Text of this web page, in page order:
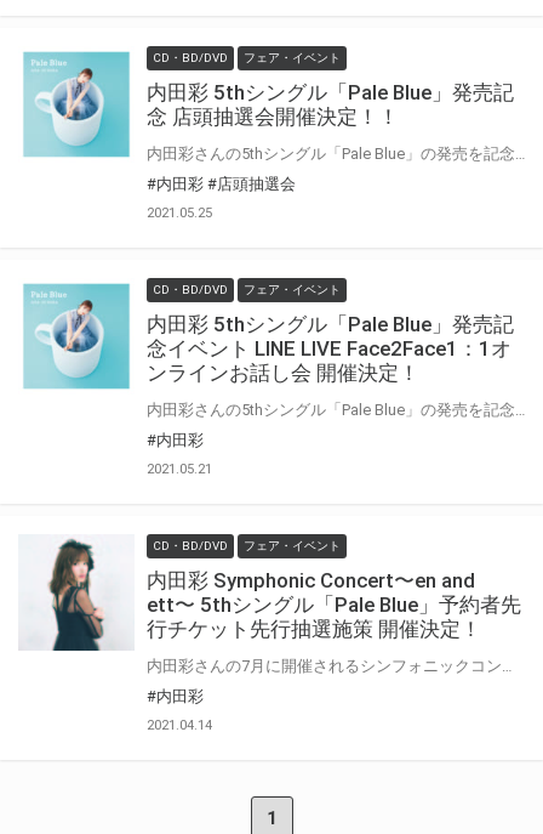
CD・BD/DVD フェア・イベント
内田彩 5thシングル「Pale Blue」発売記
念 店頭抽選会開催決定！！
#内田彩 #店頭抽選会
2021.05.25
CD・BD/DVD フェア・イベント
内田彩 5thシングル「Pale Blue」発売記
念イベント LINE LIVE Face2Face1：1オ
ンラインお話し会 開催決定！
#内田彩
2021.05.21
CD・BD/DVD フェア・イベント
内田彩 Symphonic Concert〜en and
ett〜 5thシングル「Pale Blue」予約者先
行チケット先行抽選施策 開催決定！
#内田彩
2021.04.14
1